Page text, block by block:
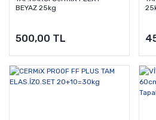
BEYAZ 25kg
500,00 TL